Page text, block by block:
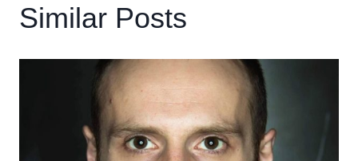
Similar Posts